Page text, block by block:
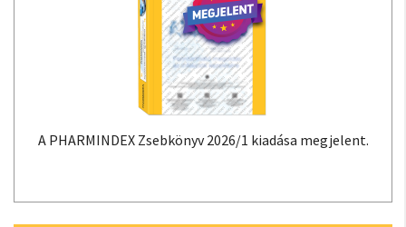
A PHARMINDEX Zsebkönyv 2026/1 kiadása megjelent.